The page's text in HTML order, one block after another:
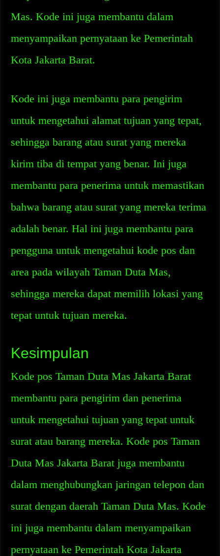
Mas. Kode ini juga membantu dalam
menyampaikan pernyataan ke Pemerintah
Kota Jakarta Barat.
Kode ini juga membantu para pengirim
untuk mengetahui alamat tujuan yang tepat,
sehingga barang atau surat yang mereka
kirim tiba di tempat yang benar. Ini juga
membantu para penerima untuk memastikan
bahwa barang atau surat yang mereka terima
adalah benar. Hal ini juga membantu para
pengguna untuk mengetahui kode pos dan
area pada wilayah Taman Duta Mas,
sehingga mereka dapat memilih lokasi yang
tepat untuk tujuan mereka.
Kesimpulan
Kode pos Taman Duta Mas Jakarta Barat
membantu para pengirim dan penerima
untuk mengetahui tujuan yang tepat untuk
surat atau barang mereka. Kode pos Taman
Duta Mas Jakarta Barat juga membantu
dalam menghubungkan jaringan telepon dan
surat dengan daerah Taman Duta Mas. Kode
ini juga membantu dalam menyampaikan
pernyataan ke Pemerintah Kota Jakarta